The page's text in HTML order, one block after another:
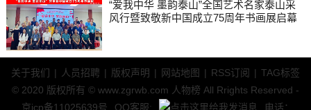
“爱我中华 墨韵泰山”全国艺术名家泰山采
风行暨致敬新中国成立75周年书画展启幕
关于我们 | 人员招聘 | 版权声明 | 网站地图 | RSS订阅 | TAG标签
© 2020 版权所有 © www.zgrwb.com 人物榜 All Rrights Reserved -
京icp备11025639号
QQ客服: 电话：